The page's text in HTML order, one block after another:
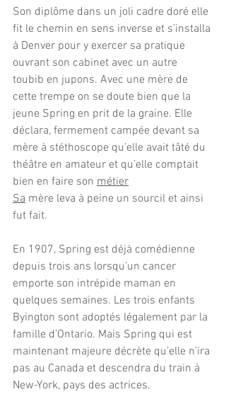
Son diplôme dans un joli cadre doré elle
fit le chemin en sens inverse et s’installa
à Denver pour y exercer sa pratique
ouvrant son cabinet avec un autre
toubib en jupons. Avec une mère de
cette trempe on se doute bien que la
jeune Spring en prit de la graine. Elle
déclara, fermement campée devant sa
mère à stéthoscope qu’elle avait tâté du
théâtre en amateur et qu’elle comptait
bien en faire son métier
Sa mère leva à peine un sourcil et ainsi
fut fait.
En 1907, Spring est déjà comédienne
depuis trois ans lorsqu’un cancer
emporte son intrépide maman en
quelques semaines. Les trois enfants
Byington sont adoptés légalement par la
famille d’Ontario. Mais Spring qui est
maintenant majeure décrète qu’elle n’ira
pas au Canada et descendra du train à
New-York, pays des actrices.